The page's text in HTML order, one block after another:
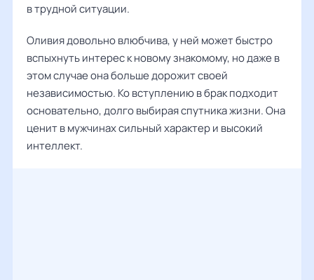
в трудной ситуации.
Оливия довольно влюбчива, у ней может быстро
вспыхнуть интерес к новому знакомому, но даже в
этом случае она больше дорожит своей
независимостью. Ко вступлению в брак подходит
основательно, долго выбирая спутника жизни. Она
ценит в мужчинах сильный характер и высокий
интеллект.